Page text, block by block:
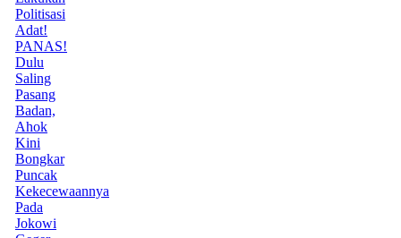
Politisasi
Adat!
PANAS!
Dulu
Saling
Pasang
Badan,
Ahok
Kini
Bongkar
Puncak
Kekecewaannya
Pada
Jokowi